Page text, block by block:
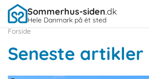
Sommerhus-siden.dk
Hele Danmark på ét sted
Forside
Seneste artikler